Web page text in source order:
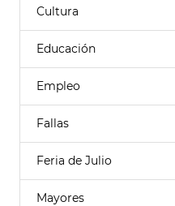
Cultura
Educación
Empleo
Fallas
Feria de Julio
Mayores